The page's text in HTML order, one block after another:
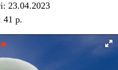
23.04.2023
41 р.